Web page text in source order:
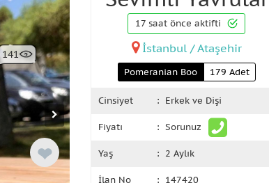
❤
141
17 saat önce aktifti
İstanbul / Ataşehir
Pomeranian Boo 179 Adet
Cinsiyet : Erkek ve Dişi
Fiyatı : Sorunuz
Yaş : 2 Aylık
İlan No : 147420